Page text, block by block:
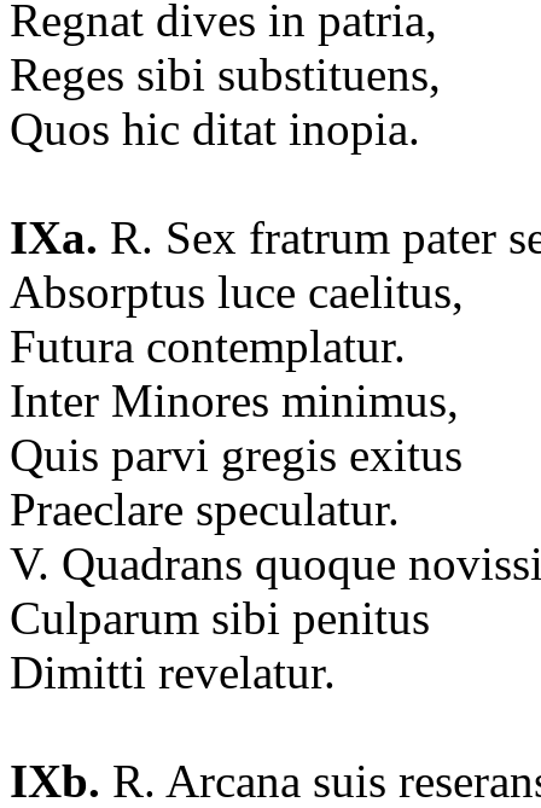
Regnat dives in patria,
Reges sibi substituens,
Quos hic ditat inopia.
IXa. R. Sex fratrum pater
Absorptus luce caelitus,
Futura contemplatur.
Inter Minores minimus,
Quis parvi gregis exitus
Praeclare speculatur.
V. Quadrans quoque
Culparum sibi penitus
Dimitti revelatur.
IXb. R. Arcana suis